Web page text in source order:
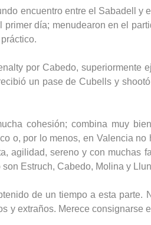
encuentro entre el Sabadell y
día; menudearon en el
por Cabedo, superiormente
un pase de Cubells y
cohesión; combina muy
o, por lo menos, en Valencia
agilidad, sereno y con muchas
Estruch, Cabedo, Molina y
de un tiempo a esta parte.
y extraños. Merece consignarse